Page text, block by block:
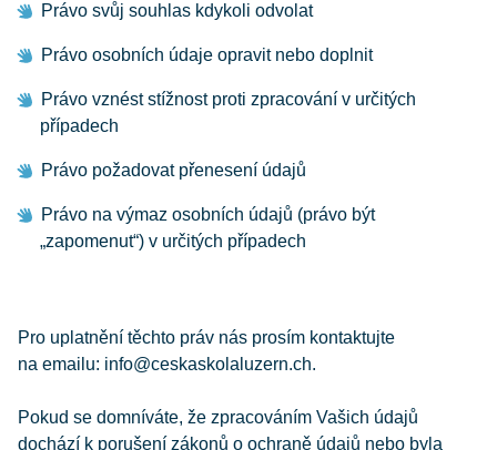
Právo svůj souhlas kdykoli odvolat
Právo osobních údaje opravit nebo doplnit
Právo vznést stížnost proti zpracování v určitých
případech
Právo požadovat přenesení údajů
Právo na výmaz osobních údajů (právo být
„zapomenut“) v určitých případech
Pro uplatnění těchto práv nás prosím kontaktujte
na emailu: info@ceskaskolaluzern.ch.
Pokud se domníváte, že zpracováním Vašich údajů
dochází k porušení zákonů o ochraně údajů nebo byla